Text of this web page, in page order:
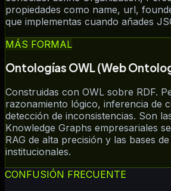
propiedades como name, url,
que implementas cuando añades
MÁS FORMAL
Ontologías OWL (Web
Construidas con OWL sobre RDF.
razonamiento lógico, inferencia de
detección de inconsistencias. Son
Knowledge Graphs empresariales
RAG de alta precisión y las bases
institucionales.
CONFUSIÓN FRECUENTE